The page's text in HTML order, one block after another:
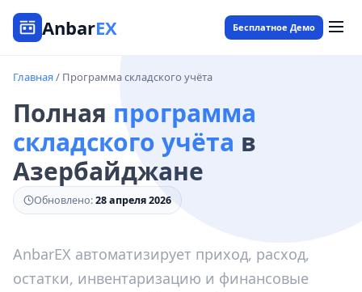
AnbarEX Бесплатное Демо
Главная/ Программа складского учёта
Полная программа
складского учёта в
Азербайджане
Обновлено:28 апреля 2026
AnbarEX автоматизирует приход, расход,
остатки, инвентаризацию и финансовые